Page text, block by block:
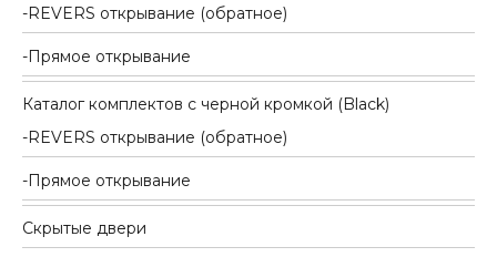
REVERS открывание (обратное)
Прямое открывание
Каталог комплектов c черной кромкой (Black)
REVERS открывание (обратное)
Прямое открывание
Скрытые двери